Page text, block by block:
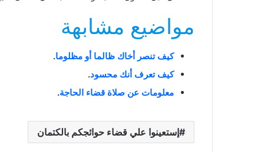
مواضيع مشابهة
كيف تنصر أخاك ظالما أو مظلوما.
كيف تعرف أنك محسود.
معلومات عن صلاة قضاء الحاجة.
إستعينوا علي قضاء حوائجكم بالكتمان